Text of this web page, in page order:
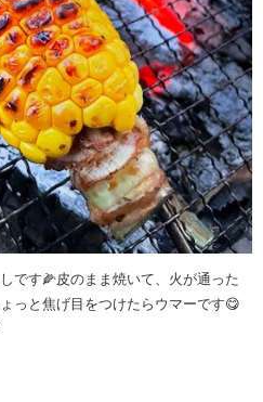
です🌽皮のまま焼いて、火が通った
っと焦げ目をつけたらウマーです😋